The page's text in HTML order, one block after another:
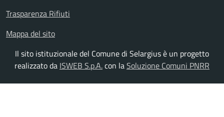
Trasparenza Rifiuti
Mappa del sito
Il sito istituzionale del Comune di Selargius è un progetto
realizzato da ISWEB S.p.A.con laSoluzione Comuni PNRR